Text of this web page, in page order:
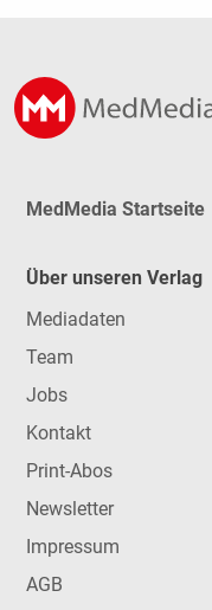
MedMedia Startseite
Über unseren Verlag
Mediadaten
Team
Jobs
Kontakt
Print-Abos
Newsletter
Impressum
AGB